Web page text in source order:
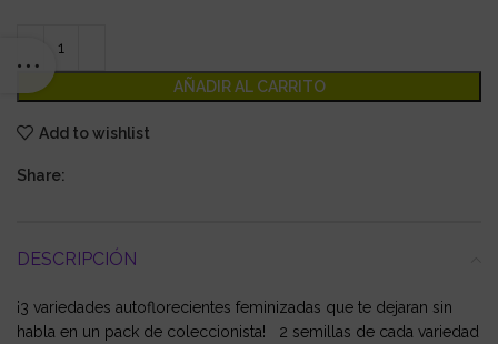
AÑADIR AL CARRITO
Add to wishlist
Share:
DESCRIPCIÓN
¡3 variedades autoflorecientes feminizadas que te dejaran sin
habla en un pack de coleccionista! 2 semillas de cada variedad